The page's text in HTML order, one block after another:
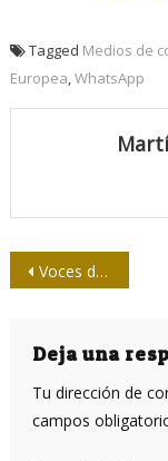
Tagged Medios de
Europea WhatsApp
entradas
Voces de 1912: apropiaciones de un unipersonal
Deja una
Tu dirección de
campos